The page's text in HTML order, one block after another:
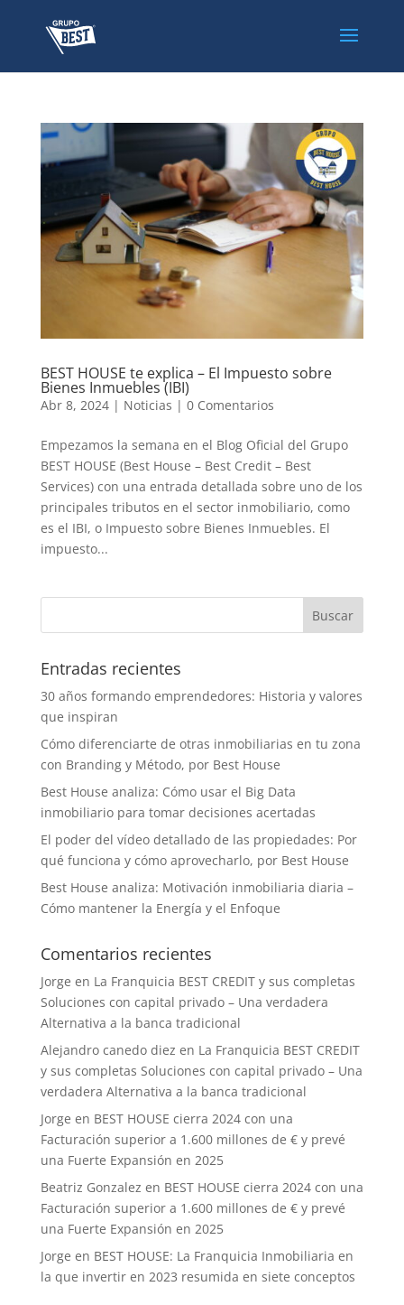
BEST HOUSE te explica – El Impuesto sobre
Bienes Inmuebles (IBI)
Abr 8, 2024| Noticias | 0 Comentarios
Empezamos la semana en el Blog Oficial del Grupo
BEST HOUSE (Best House – Best Credit – Best
Services) con una entrada detallada sobre uno de los
principales tributos en el sector inmobiliario, como
es el IBI, o Impuesto sobre Bienes Inmuebles. El
impuesto...
Entradas recientes
30 años formando emprendedores: Historia y valores
que inspiran
Cómo diferenciarte de otras inmobiliarias en tu zona
con Branding y Método, por Best House
Best House analiza: Cómo usar el Big Data
inmobiliario para tomar decisiones acertadas
El poder del vídeo detallado de las propiedades: Por
qué funciona y cómo aprovecharlo, por Best House
Best House analiza: Motivación inmobiliaria diaria –
Cómo mantener la Energía y el Enfoque
Comentarios recientes
Jorge en La Franquicia BEST CREDIT y sus completas
Soluciones con capital privado – Una verdadera
Alternativa a la banca tradicional
Alejandro canedo diez en La Franquicia BEST CREDIT
y sus completas Soluciones con capital privado – Una
verdadera Alternativa a la banca tradicional
Jorge en BEST HOUSE cierra 2024 con una
Facturación superior a 1.600 millones de € y prevé
una Fuerte Expansión en 2025
Beatriz Gonzalez en BEST HOUSE cierra 2024 con una
Facturación superior a 1.600 millones de € y prevé
una Fuerte Expansión en 2025
Jorge en BEST HOUSE: La Franquicia Inmobiliaria en
la que invertir en 2023 resumida en siete conceptos